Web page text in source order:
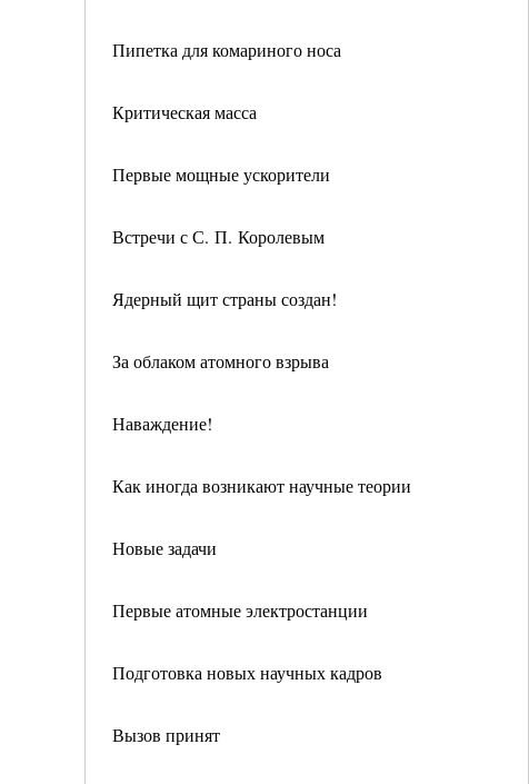
Пипетка для комариного носа
Критическая масса
Первые мощные ускорители
Встречи с С. П. Королевым
Ядерный щит страны создан!
За облаком атомного взрыва
Наваждение!
Как иногда возникают научные теории
Новые задачи
Первые атомные электростанции
Подготовка новых научных кадров
Вызов принят